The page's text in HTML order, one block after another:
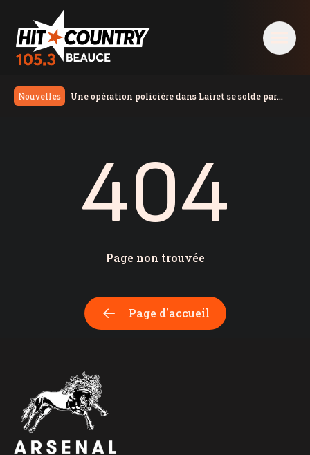
Nouvelles
Une opération policière dans Lairet se solde par
l’équipe canadienne Next Gen
Neuf MRC de la Chaudière-Appalaches mettent de
l’avant leur plan climat
Arrestation en lien avec le meurtre de Nicolas
Audet survenu en 2022
Développement économique Nouvelle-Beauce
recherche un chargé de projet pour le District de la
Le Festival Beauceron de l’érable dévoile sa
programmation 2026
404
Page non trouvée
Page d'accueil
404 - Hit Country 105,3 Beauce